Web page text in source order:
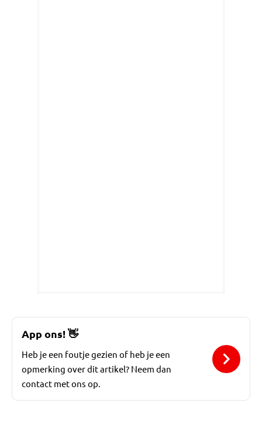
App ons!👋
Heb je een foutje gezien of heb je een
opmerking over dit artikel? Neem dan
contact met ons op.